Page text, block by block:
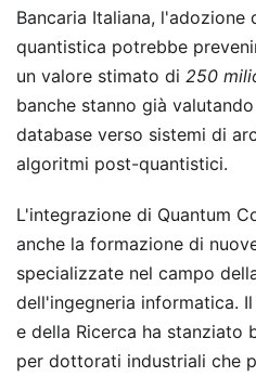
Bancaria Italiana, l'adozione
quantistica potrebbe
un valore stimato di 250
banche stanno già
database verso sistemi di
algoritmi post-quantistici.
L'integrazione di Quantum
anche la formazione di
specializzate nel campo
dell'ingegneria informatica.
e della Ricerca ha stanziato
per dottorati industriali che